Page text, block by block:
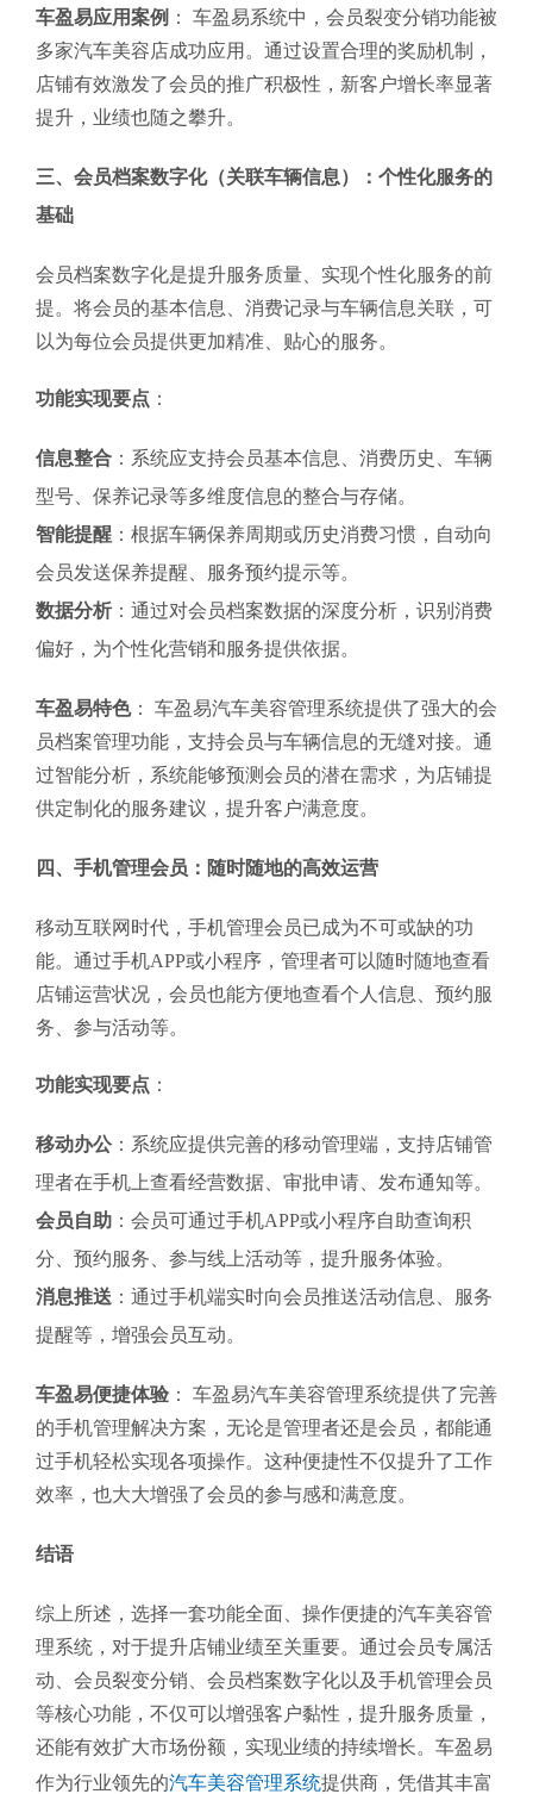
车盈易应用案例 ： 车盈易系统中，会员裂变分销功能被
多家汽车美容店成功应用。通过设置合理的奖励机制，
店铺有效激发了会员的推广积极性，新客户增长率显著
提升，业绩也随之攀升。
三、会员档案数字化（关联车辆信息）：个性化服务的
基础
会员档案数字化是提升服务质量、实现个性化服务的前
提。将会员的基本信息、消费记录与车辆信息关联，可
以为每位会员提供更加精准、贴心的服务。
功能实现要点 ：
信息整合 ：系统应支持会员基本信息、消费历史、车辆
型号、保养记录等多维度信息的整合与存储。
智能提醒 ：根据车辆保养周期或历史消费习惯，自动向
会员发送保养提醒、服务预约提示等。
数据分析 ：通过对会员档案数据的深度分析，识别消费
偏好，为个性化营销和服务提供依据。
车盈易特色： 车盈易汽车美容管理系统提供了强大的会
员档案管理功能，支持会员与车辆信息的无缝对接。通
过智能分析，系统能够预测会员的潜在需求，为店铺提
供定制化的服务建议，提升客户满意度。
四、手机管理会员：随时随地的高效运营
移动互联网时代，手机管理会员已成为不可或缺的功
能。通过手机APP或小程序，管理者可以随时随地查看
店铺运营状况，会员也能方便地查看个人信息、预约服
务、参与活动等。
功能实现要点 ：
移动办公 ：系统应提供完善的移动管理端，支持店铺管
理者在手机上查看经营数据、审批申请、发布通知等。
会员自助 ：会员可通过手机APP或小程序自助查询积
分、预约服务、参与线上活动等，提升服务体验。
消息推送 ：通过手机端实时向会员推送活动信息、服务
提醒等，增强会员互动。
车盈易便捷体验 ： 车盈易汽车美容管理系统提供了完善
的手机管理解决方案，无论是管理者还是会员，都能通
过手机轻松实现各项操作。这种便捷性不仅提升了工作
效率，也大大增强了会员的参与感和满意度。
结语
综上所述，选择一套功能全面、操作便捷的汽车美容管
理系统，对于提升店铺业绩至关重要。通过会员专属活
动、会员裂变分销、会员档案数字化以及手机管理会员
等核心功能，不仅可以增强客户黏性，提升服务质量，
还能有效扩大市场份额，实现业绩的持续增长。车盈易
作为行业领先的汽车美容管理系统提供商，凭借其丰富